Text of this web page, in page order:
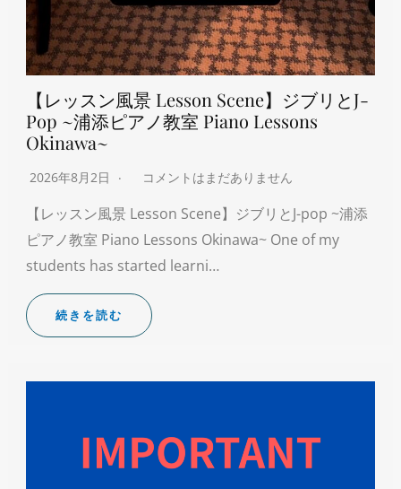
【レッスン風景 Lesson Scene】ジブリとJ-
Pop ~浦添ピアノ教室 Piano Lessons
Okinawa~
2026年8月2日 コメントはまだありません
【レッスン風景 Lesson Scene】ジブリとJ-pop ~浦添
ピアノ教室 Piano Lessons Okinawa~ One of my
students has started learni…
続きを読む